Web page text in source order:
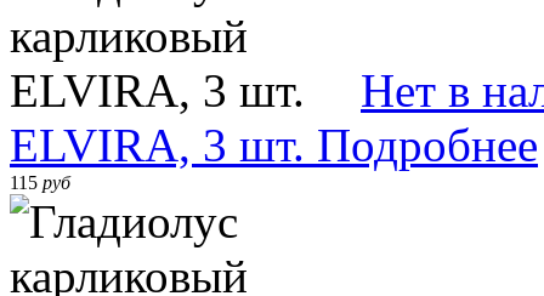
Нет в
ELVIRA, 3 шт. Подробнее
115 руб